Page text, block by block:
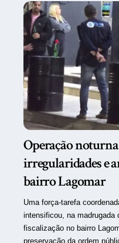
Operação
irregularidades e
bairro Lagomar
Uma força-tarefa
intensificou, na madrugada
fiscalização no bairro
preservação da ordem